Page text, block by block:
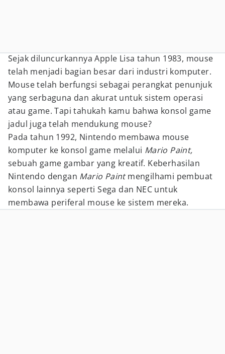
Sejak diluncurkannya Apple Lisa tahun 1983, mouse
telah menjadi bagian besar dari industri komputer.
Mouse telah berfungsi sebagai perangkat penunjuk
yang serbaguna dan akurat untuk sistem operasi
atau game. Tapi tahukah kamu bahwa konsol game
jadul juga telah mendukung mouse?
Pada tahun 1992, Nintendo membawa mouse
komputer ke konsol game melalui Mario Paint,
sebuah game gambar yang kreatif. Keberhasilan
Nintendo dengan Mario Paintmengilhami pembuat
konsol lainnya seperti Sega dan NEC untuk
membawa periferal mouse ke sistem mereka.